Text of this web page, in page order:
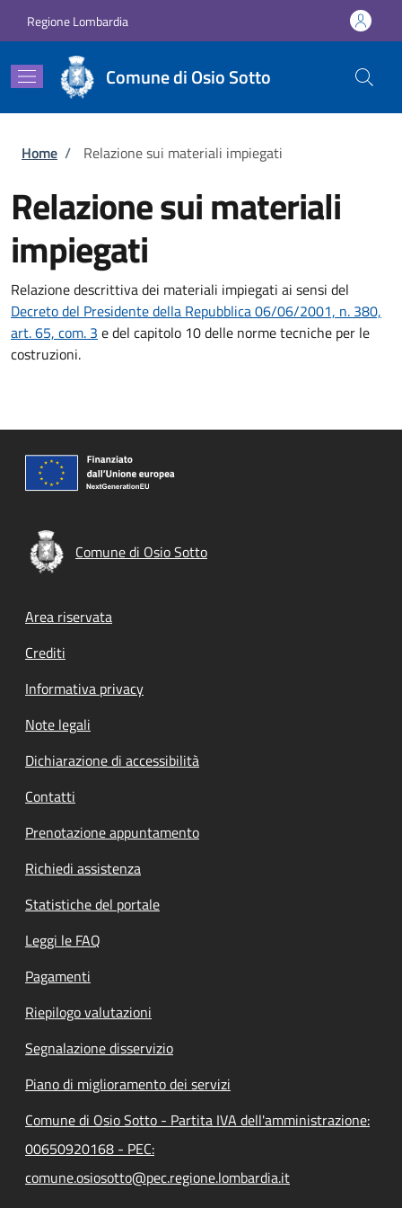
Regione Lombardia
Comune di Osio Sotto
Briciole di pane
Home / Relazione sui materiali impiegati
Relazione sui materiali
impiegati
Relazione descrittiva dei materiali impiegati ai sensi del
Decreto del Presidente della Repubblica 06/06/2001, n. 380,
art. 65, com. 3 e del capitolo 10 delle norme tecniche per le
costruzioni.
Comune di Osio Sotto
Footer menu
Area riservata
Crediti
Informativa privacy
Note legali
Dichiarazione di accessibilità
Contatti
Prenotazione appuntamento
Richiedi assistenza
Statistiche del portale
Leggi le FAQ
Pagamenti
Riepilogo valutazioni
Segnalazione disservizio
Piano di miglioramento dei servizi
Comune di Osio Sotto - Partita IVA dell'amministrazione:
00650920168 - PEC:
comune.osiosotto@pec.regione.lombardia.it